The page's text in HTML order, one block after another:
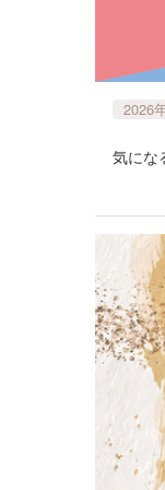
2026
気にな